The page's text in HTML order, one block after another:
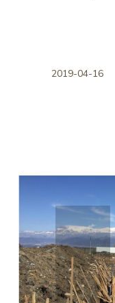
2019-04-16